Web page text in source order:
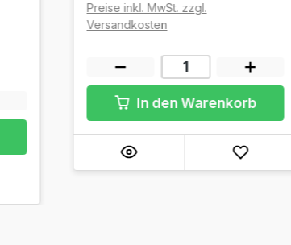
Preise inkl. MwSt. zzgl.
Versandkosten
In den Warenkorb